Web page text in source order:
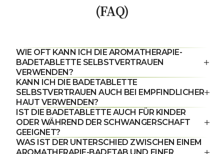
(FAQ)
WIE OFT KANN ICH DIE AROMATHERAPIE-
BADETABLETTE SELBSTVERTRAUEN
VERWENDEN?
KANN ICH DIE BADETABLETTE
SELBSTVERTRAUEN AUCH BEI EMPFINDLICHER
HAUT VERWENDEN?
IST DIE BADETABLETTE AUCH FÜR KINDER
ODER WÄHREND DER SCHWANGERSCHAFT
GEEIGNET?
WAS IST DER UNTERSCHIED ZWISCHEN EINEM